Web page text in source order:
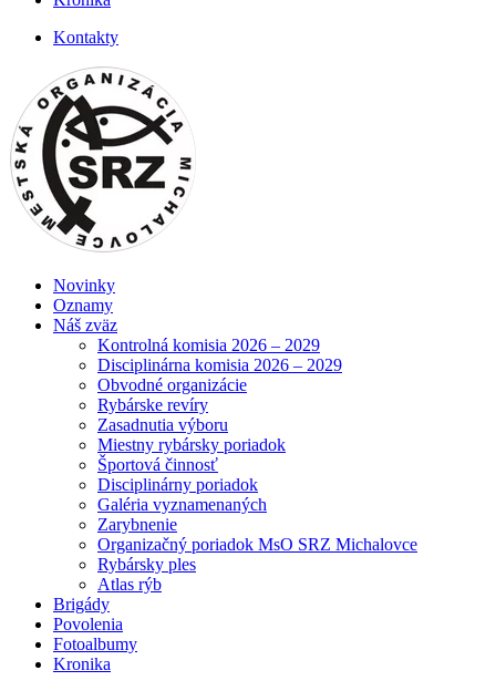
Kontakty
Novinky
Oznamy
Náš zväz
Kontrolná komisia 2026 – 2029
Disciplinárna komisia 2026 – 2029
Obvodné organizácie
Rybárske revíry
Zasadnutia výboru
Miestny rybársky poriadok
Športová činnosť
Disciplinárny poriadok
Galéria vyznamenaných
Zarybnenie
Organizačný poriadok MsO SRZ Michalovce
Rybársky ples
Atlas rýb
Brigády
Povolenia
Fotoalbumy
Kronika